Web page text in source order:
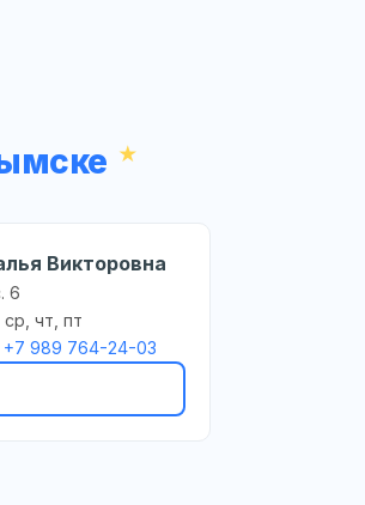
Викторовна
6
чт, пт
989 764-24-03